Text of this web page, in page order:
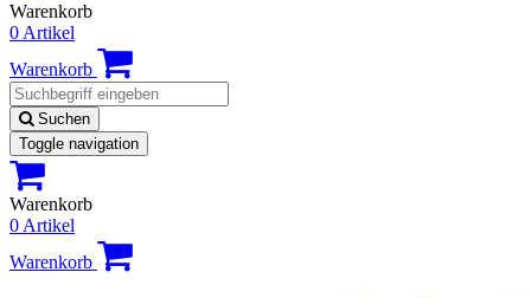
Warenkorb
0 Artikel
Warenkorb
Suchen
Toggle navigation
Warenkorb
0 Artikel
Warenkorb